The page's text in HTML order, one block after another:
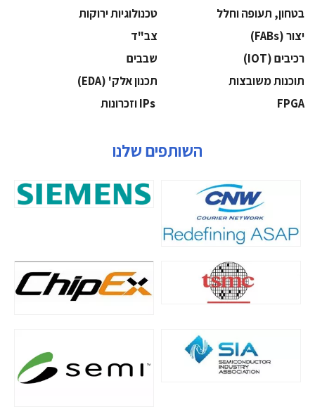
בטחון, תעופה וחלל
‫טכנולוגיות ירוקות‬
‫יצור (‪(FABs‬‬
‫צב"ד‬
‫רכיבים‬ (IOT)
‫שבבים‬
‫תוכנות משובצות‬
‫תכנון אלק' (‪(EDA‬‬
‫‪FPGA‬‬
השותפים שלנו